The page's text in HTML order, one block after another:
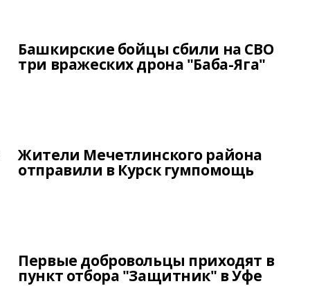
Башкирские бойцы сбили на СВО
три вражеских дрона "Баба-Яга"
Жители Мечетлинского района
отправили в Курск гумпомощь
Первые добровольцы приходят в
пункт отбора "Защитник" в Уфе